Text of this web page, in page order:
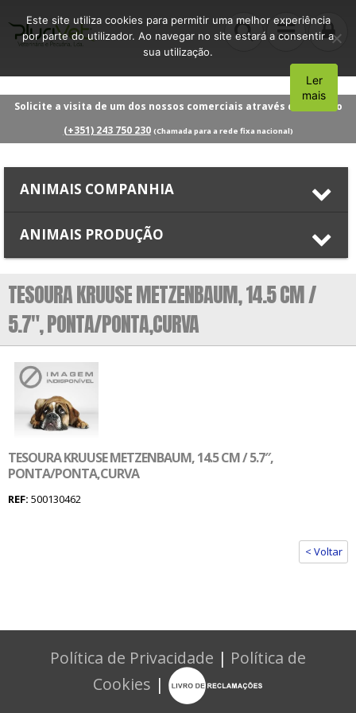
Solicite a visita de um dos nossos comerciais através do número
(+351) 243 750 230 (Chamada para a rede fixa nacional)
ANIMAIS COMPANHIA
ANIMAIS PRODUÇÃO
TESOURA KRUUSE METZENBAUM, 14.5 CM /
5.7″, PONTA/PONTA,CURVA
TESOURA KRUUSE METZENBAUM, 14.5 CM / 5.7″,
PONTA/PONTA,CURVA
REF: 500130462
< Voltar
Política de Privacidade | Política de
Cookies |
Este site utiliza cookies para permitir uma melhor experiência
por parte do utilizador. Ao navegar no site estará a consentir a
sua utilização.
Aceito
Ler
mais